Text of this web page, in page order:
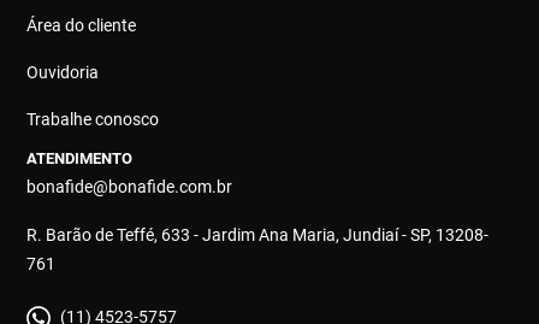
Área do cliente
Ouvidoria
Trabalhe conosco
ATENDIMENTO
bonafide@bonafide.com.br
R. Barão de Teffé, 633 - Jardim Ana Maria, Jundiaí - SP, 13208-
761
(11) 4523-5757